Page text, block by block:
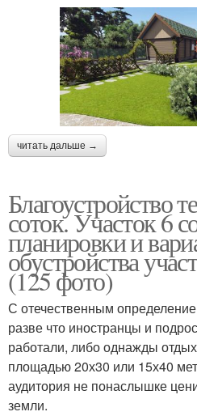
читать дальше →
Благоустройство
соток. Участок 6
планировки и
обустройства
(125 фото)
С отечественным
разве что иностранцы и
работали, либо однажды
площадью 20х30 или 15х40
аудитория не понаслышке
земли.